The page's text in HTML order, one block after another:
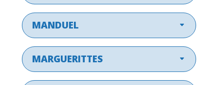
MANDUEL
MARGUERITTES